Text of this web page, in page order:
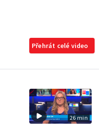
Přehrát celé video
26 min